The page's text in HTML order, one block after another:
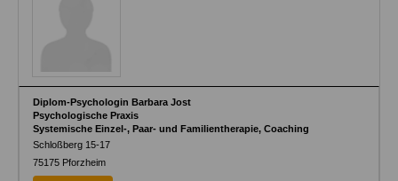
Diplom-Psychologin Barbara Jost
Psychologische Praxis
Systemische Einzel-, Paar- und Familientherapie, Coaching
Schloßberg 15-17
75175 Pforzheim